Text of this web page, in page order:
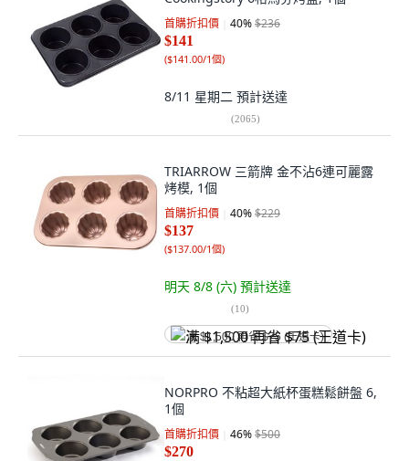
首購折扣價 40%$236
$141
($141.00/1個)
8/11 星期二 預計送達
(2065)
TRIARROW 三箭牌 金不沾6連可麗露
烤模, 1個
首購折扣價 40%$229
$137
($137.00/1個)
明天 8/8 (六) 預計送達
(10)
满 $1,500 再省 $75 (王道卡)
NORPRO 不粘超大紙杯蛋糕鬆餅盤 6,
1個
首購折扣價 46%$500
$270